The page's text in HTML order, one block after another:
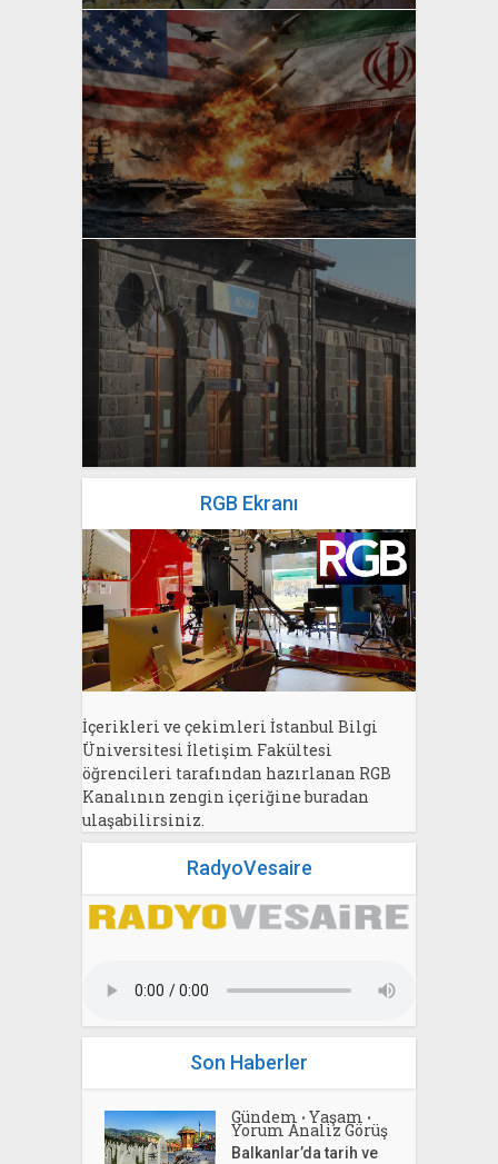
yazan
Bahri Ak
yazan
Bahri Ak
RGB Ekranı
İçerikleri ve çekimleri İstanbul Bilgi
Üniversitesi İletişim Fakültesi
öğrencileri tarafından hazırlanan RGB
Kanalının zengin içeriğine buradan
ulaşabilirsiniz.
RadyoVesaire
Son Haberler
Gündem • Yaşam •
Yorum Analiz Görüş
Balkanlar’da tarih ve